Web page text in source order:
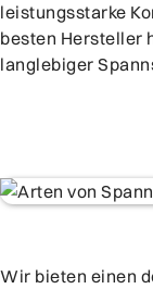
leistungsstarke
besten Hersteller
langlebiger
Wir bieten einen